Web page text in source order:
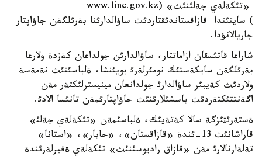
«تئكةلةي جةلئنئث» (www.line.gov.kz
) سايتئندا قازاقستاندئقتاردئث ساؤالدارئنا بةرئلگةن جاؤاپتار
جاريالانؤدا.
شاراعا قاتئسقان ازاماتتار، ساؤالدارئن جولداعان كةزدة ولارعا
بةرئلگةن سايكةستئك نومئرلةرئ بويئنشا، ةلباسئنئث نةمةسة
ولاردئث كةيبئر ساؤالدارئ جولدانعان مينيسترلئكتةر مةن
اگةنتتئكتةردئث باسشئلارئنئث جاؤاپتارئمةن تانئسا الادئ.
ةستةرئثئزگة سالا كةتةيئك، ةلباسئمةن «تئكةلةي جةلئ»
قاراشانئث 13-ئندة «قازاقستان»، «حابار»، «استانا»
تةلةارنالارئ مةن «قازاق راديوسئنئث» تئكةلةي ةفيرلةرئندة